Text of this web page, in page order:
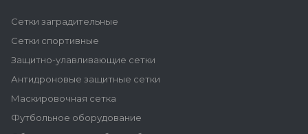
Сетки заградительные
Сетки спортивные
Защитно-улавливающие сетки
Антидроновые защитные сетки
Маскировочная сетка
Футбольное оборудование